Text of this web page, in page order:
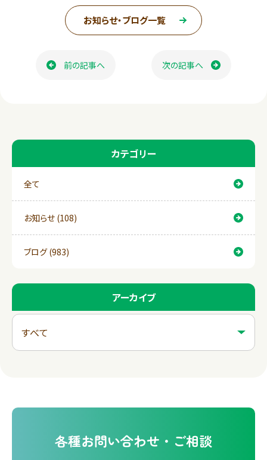
c
e
b
n
e
お知らせ・ブログ一覧
前の記事へ 次の記事へ
カテゴリー
全て
お知らせ (108)
ブログ (983)
アーカイブ
各種お問い合わせ・ご相談